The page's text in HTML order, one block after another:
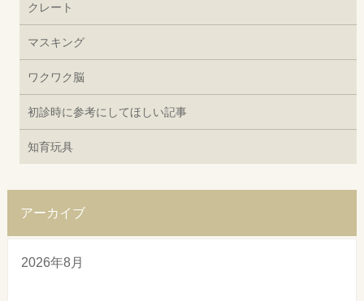
クレート
マスキング
ワクワク脳
初診時に参考にしてほしい記事
知育玩具
アーカイブ
2026年8月